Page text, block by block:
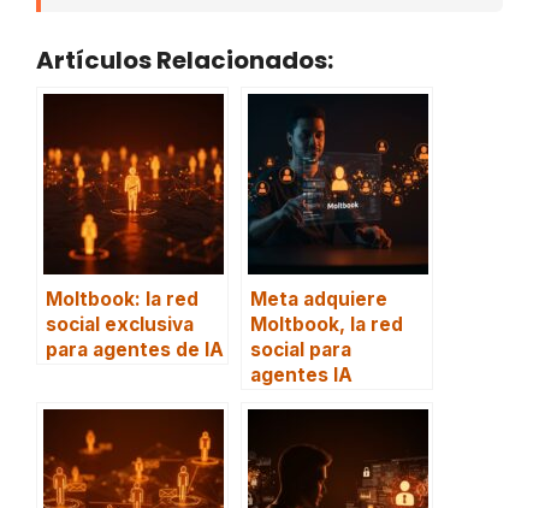
Artículos Relacionados:
Moltbook: la red
social exclusiva
para agentes de IA
Meta adquiere
Moltbook, la red
social para
agentes IA